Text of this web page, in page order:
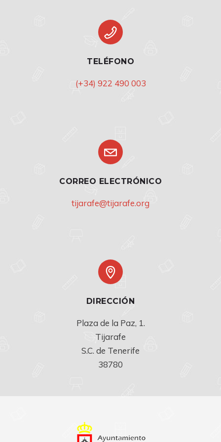
TELÉFONO
(+34) 922 490 003
CORREO ELECTRÓNICO
tijarafe@tijarafe.org
DIRECCIÓN
Plaza de la Paz, 1.
Tijarafe
S.C. de Tenerife
38780